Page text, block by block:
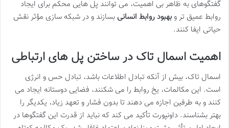
گفتگوهای به ظاهر بی اهمیت، می توانند پل هایی محکم برای ایجاد
روابط عمیق تر و بهبود روابط انسانی بسازند و در شبکه سازی مؤثر نقش
حیاتی ایفا کنند.
اهمیت اسمال تاک در ساختن پل های ارتباطی
اسمال تاک، بیش از آنکه تبادل اطلاعات باشد، تبادل حس و انرژی
است. این مکالمات، یخ روابط را می شکنند، فضایی دوستانه ایجاد می
کنند و به طرفین اجازه می دهند تا بدون فشار و تعهد زیاد، یکدیگر را
بهتر بشناسند. داونپورت تأکید می کند که نباید از قدرت این گفتگوها در